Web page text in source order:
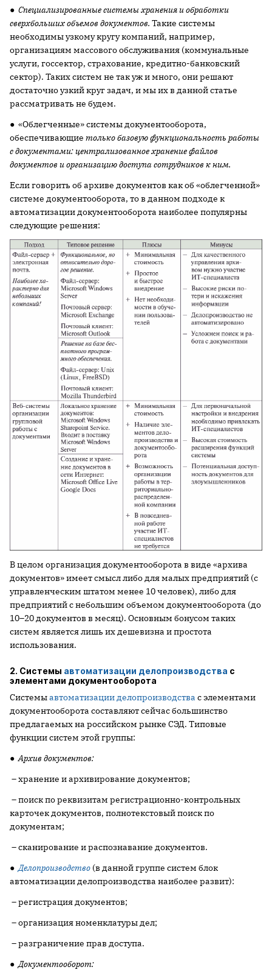
● Специализированные системы хранения и обработки
сверхбольших объемов документов. Такие системы
необходимы узкому кругу компаний, например,
организациям массового обслуживания (коммунальные
услуги, госсектор, страхование, кредитно-банковский
сектор). Таких систем не так уж и много, они решают
достаточно узкий круг задач, и мы их в данной статье
рассматривать не будем.
● «Облегченные» системы документооборота,
обеспечивающие только базовую функциональность работы
с документами: централизованное хранение файлов
документов и организацию доступа сотрудников к ним.
Если говорить об архиве документов как об «облегченной»
системе документооборота, то в данном подходе к
автоматизации документооборота наиболее популярны
следующие решения:
В целом организация документооборота в виде «архива
документов» имеет смысл либо для малых предприятий (с
управленческим штатом менее 10 человек), либо для
предприятий с небольшим объемом документооборота (до
10–20 документов в месяц). Основным бонусом таких
систем является лишь их дешевизна и простота
использования.
2. Системы автоматизации делопроизводства с
элементами документооборота
Системыавтоматизации делопроизводства с элементами
документооборота составляют сейчас большинство
предлагаемых на российском рынке СЭД. Типовые
функции систем этой группы:
●Архив документов:
– хранение и архивирование документов;
– поиск по реквизитам регистрационно-контрольных
карточек документов, полнотекстовый поиск по
документам;
– сканирование и распознавание документов.
●Делопроизводство (в данной группе систем блок
автоматизации делопроизводства наиболее развит):
– регистрация документов;
– организация номенклатуры дел;
– разграничение прав доступа.
●Документооборот: